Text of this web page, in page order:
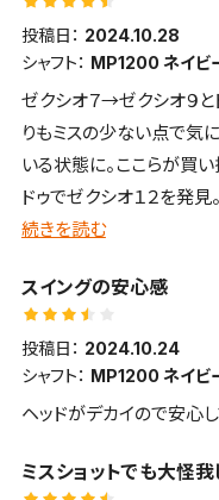
■方向性・コントロール
掴まりがよいためか若
■構えやすさ・見た目・デ
いかにも掴まりやすそう
には少し構えにくい
■打感・打音など
カキーンと気持ちの良
ん
投稿日： 2024.10.28
シャフト： MP1200 ネイビ
ゼクシオ７→ゼクシオ９と
りもミスの少ない点で気
いる状態に。ここらが買
ドゥでゼクシオ１２を発
戴いて購入。
離が伸びた気がします。真
ると同時に打感と打音が
中古ゆえヘッドの一部に
修。問題はありません。
尚、当該ドライバーはコ
ています。
続きを読む
スイングの安心感
投稿日： 2024.10.24
シャフト： MP1200 ネイビ
ヘッドがデカイので安心
ミスショットでも大怪我